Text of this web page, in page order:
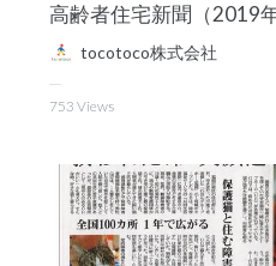
tocotoco株式会社
753 Views